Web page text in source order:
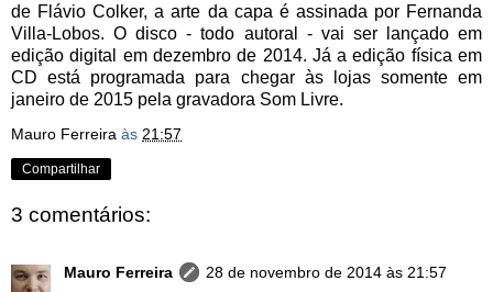
de Flávio Colker, a arte da capa é assinada por Fernanda
Villa-Lobos. O disco - todo autoral - vai ser lançado em
edição digital em dezembro de 2014. Já a edição física em
CD está programada para chegar às lojas somente em
janeiro de 2015 pela gravadora Som Livre.
Mauro Ferreira às 21:57
Compartilhar
3 comentários:
Mauro Ferreira
28 de novembro de 2014 às 21:57